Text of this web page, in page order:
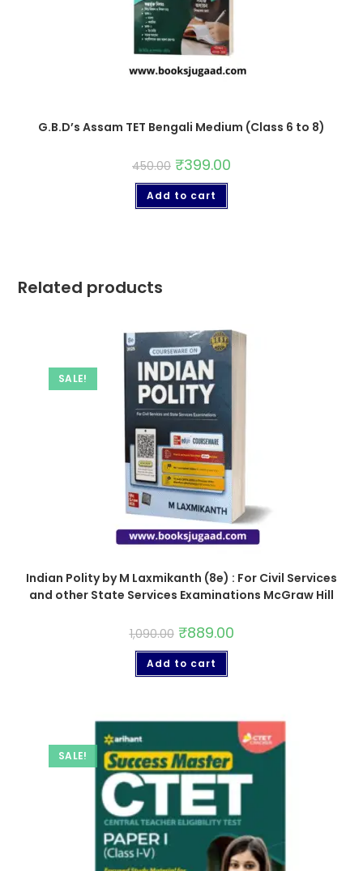
G.B.D’s Assam TET Bengali Medium (Class 6 to 8)
450.00 ₹399.00
Add to cart
Related products
SALE!
Indian Polity by M Laxmikanth (8e) : For Civil Services
and other State Services Examinations McGraw Hill
1,090.00 ₹889.00
Add to cart
SALE!